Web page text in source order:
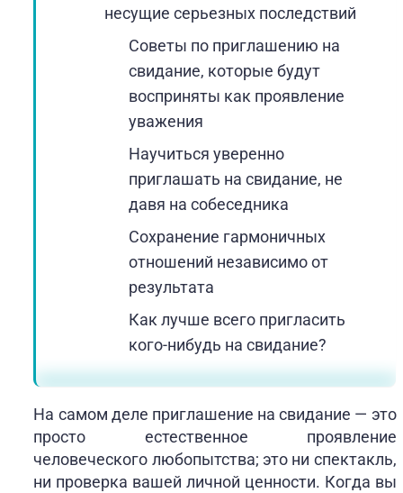
несущие серьезных последствий
Советы по приглашению на
свидание, которые будут
восприняты как проявление
уважения
Научиться уверенно
приглашать на свидание, не
давя на собеседника
Сохранение гармоничных
отношений независимо от
результата
Как лучше всего пригласить
кого-нибудь на свидание?
На самом деле приглашение на свидание — это
просто естественное проявление
человеческого любопытства; это ни спектакль,
ни проверка вашей личной ценности. Когда вы